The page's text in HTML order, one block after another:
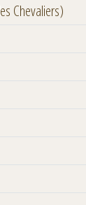
Chevaliers)